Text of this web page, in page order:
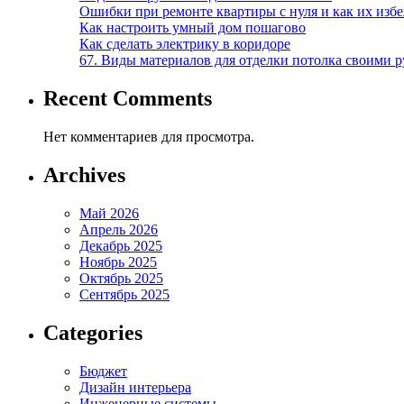
Ошибки при ремонте квартиры с нуля и как их
Как настроить умный дом пошагово
Как сделать электрику в коридоре
67. Виды материалов для отделки потолка своими
Recent Comments
Нет комментариев для просмотра.
Archives
Май 2026
Апрель 2026
Декабрь 2025
Ноябрь 2025
Октябрь 2025
Сентябрь 2025
Categories
Бюджет
Дизайн интерьера